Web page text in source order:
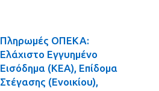
Πληρωμές ΟΠΕΚΑ:
Ελάχιστο Εγγυημένο
Εισόδημα (ΚΕΑ), Επίδομα
Στέγασης (Ενοικίου),